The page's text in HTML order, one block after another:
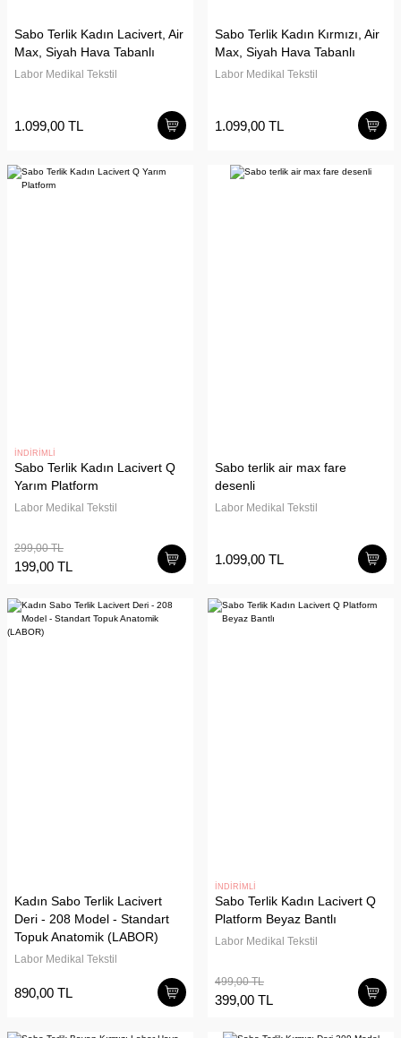
Sabo Terlik Kadın Lacivert, Air
Max, Siyah Hava Tabanlı
Labor Medikal Tekstil
1.099,00 TL
Sabo Terlik Kadın Kırmızı, Air
Max, Siyah Hava Tabanlı
Labor Medikal Tekstil
1.099,00 TL
İNDİRİMLİ
Sabo Terlik Kadın Lacivert Q
Yarım Platform
Labor Medikal Tekstil
299,00 TL
199,00 TL
Sabo terlik air max fare
desenli
Labor Medikal Tekstil
1.099,00 TL
Kadın Sabo Terlik Lacivert
Deri - 208 Model - Standart
Topuk Anatomik (LABOR)
Labor Medikal Tekstil
890,00 TL
İNDİRİMLİ
Sabo Terlik Kadın Lacivert Q
Platform Beyaz Bantlı
Labor Medikal Tekstil
499,00 TL
399,00 TL